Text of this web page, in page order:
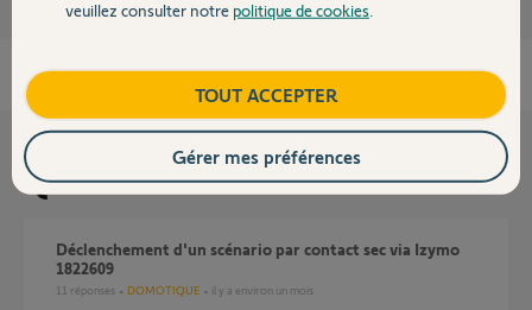
Contact
Questions liées
Déclenchement d'un scénario par contact sec via Izymo
1822609
11 réponses DOMOTIQUE il y a environ un mois
veuillez consulter notre politique de cookies
TOUT ACCEPTER
Gérer mes préférences